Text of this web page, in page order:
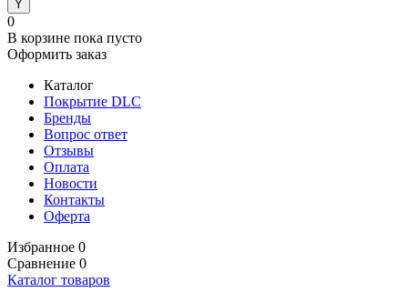
0
В корзине пока пусто
Оформить заказ
Каталог
Покрытие DLC
Бренды
Вопрос ответ
Отзывы
Оплата
Новости
Контакты
Оферта
Избранное 0
Сравнение 0
Каталог товаров